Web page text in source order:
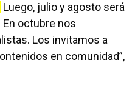
Luego, julio y agosto será
octubre nos
Los invitamos a
en comunidad”,